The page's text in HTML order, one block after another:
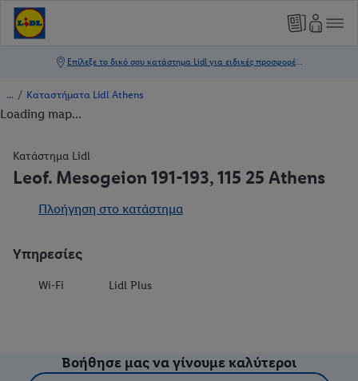
/ Καταστήματα Lidl Athens
Loading map...
Κατάστημα Lidl
Leof. Mesogeion 191-193, 115 25 Athens
Πλοήγηση στο κατάστημα
Υπηρεσίες
Wi-Fi Lidl Plus
Βοήθησε μας να γίνουμε καλύτεροι